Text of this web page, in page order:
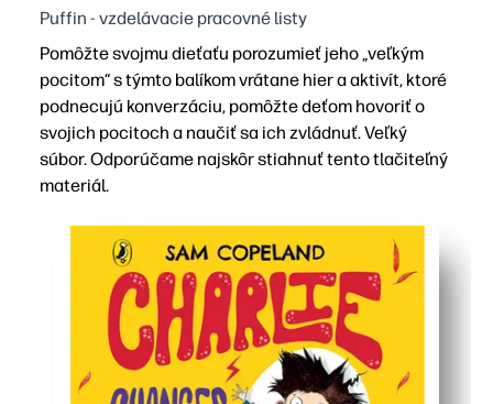
Puffin - vzdelávacie pracovné listy
Pomôžte svojmu dieťaťu porozumieť jeho „veľkým
pocitom“ s týmto balíkom vrátane hier a aktivít, ktoré
podnecujú konverzáciu, pomôžte deťom hovoriť o
svojich pocitoch a naučiť sa ich zvládnuť. Veľký
súbor. Odporúčame najskôr stiahnuť tento tlačiteľný
materiál.